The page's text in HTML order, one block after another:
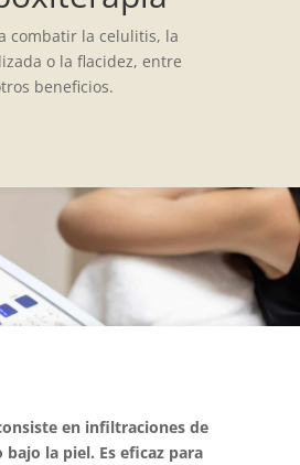
combatir la celulitis, la
o la flacidez, entre
beneficios.
en infiltraciones de
la piel. Es eficaz para